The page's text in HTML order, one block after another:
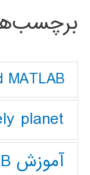
MATLAB
planet
آموزش MATLAB